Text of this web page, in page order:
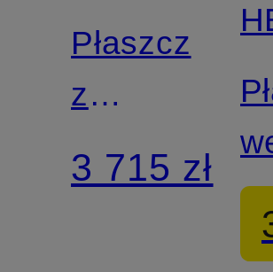
Płaszcz
z
odpinanym
kapturem
3 715 zł
z